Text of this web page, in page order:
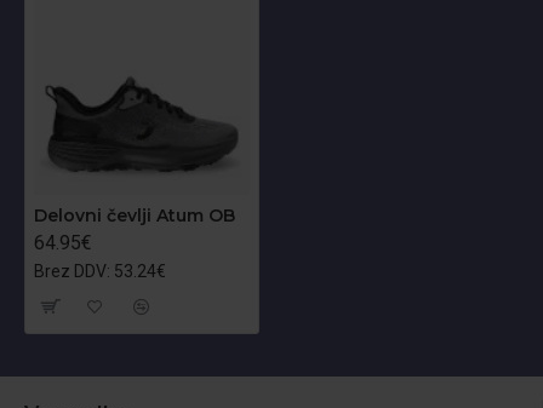
Delovni čevlji Atum OB
64.95€
Brez DDV: 53.24€